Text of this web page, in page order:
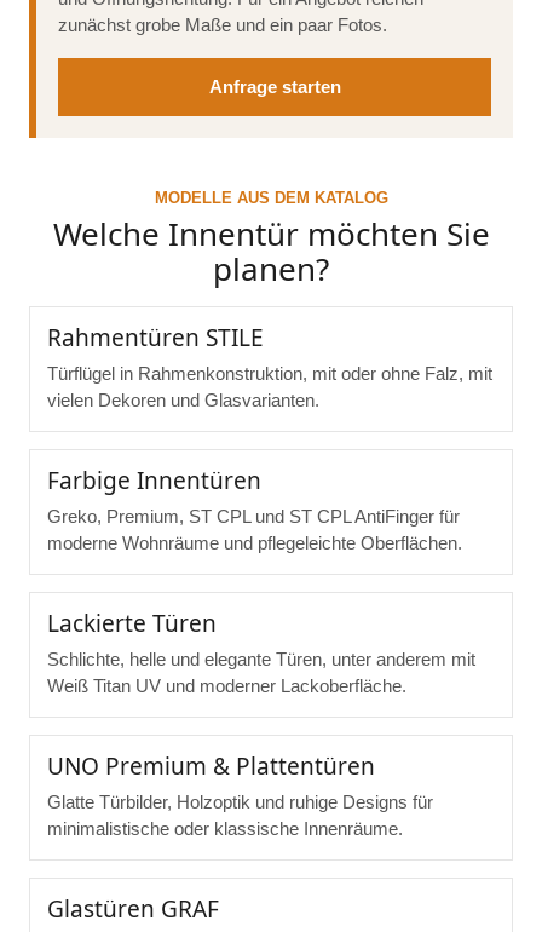
zunächst grobe Maße und ein paar Fotos.
Anfrage starten
MODELLE AUS DEM KATALOG
Welche Innentür möchten Sie
planen?
Rahmentüren STILE
Türflügel in Rahmenkonstruktion, mit oder ohne Falz, mit
vielen Dekoren und Glasvarianten.
Farbige Innentüren
Greko, Premium, ST CPL und ST CPL AntiFinger für
moderne Wohnräume und pflegeleichte Oberflächen.
Lackierte Türen
Schlichte, helle und elegante Türen, unter anderem mit
Weiß Titan UV und moderner Lackoberfläche.
UNO Premium & Plattentüren
Glatte Türbilder, Holzoptik und ruhige Designs für
minimalistische oder klassische Innenräume.
Glastüren GRAF